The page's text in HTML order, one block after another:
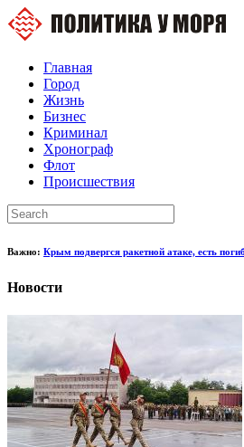
Главная
Город
Жизнь
Бизнес
Криминал
Хронограф
Флот
Происшествия
Важно: Крым подвергся ракетной атаке, есть
Новости